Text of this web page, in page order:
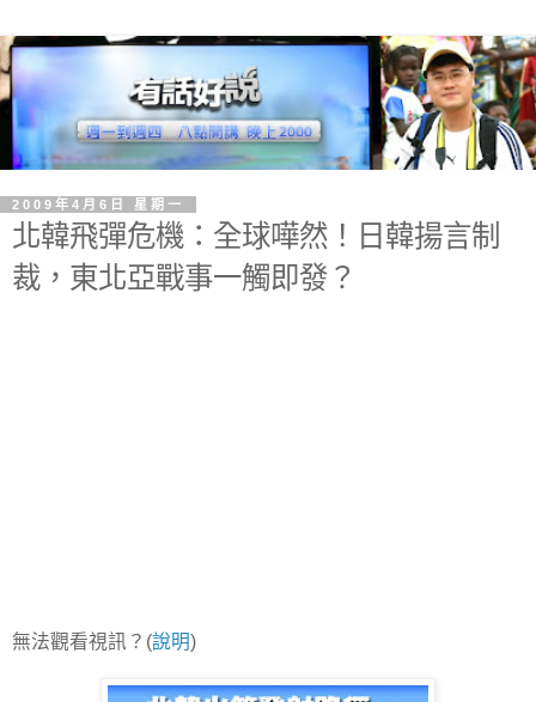
2009年4月6日 星期一
北韓飛彈危機：全球嘩然！日韓揚言制
裁，東北亞戰事一觸即發？
無法觀看視訊？(說明)